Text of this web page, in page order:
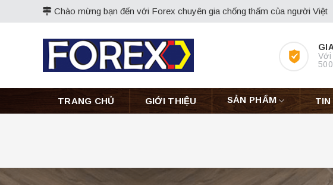
to
Chào mừng bạn đến với Forex chuyên gia chống thấm của người Việt
TRANG CHỦ GIỚI THIỆU SẢN PHẨM